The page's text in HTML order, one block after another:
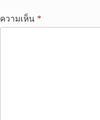
ความเห็น *